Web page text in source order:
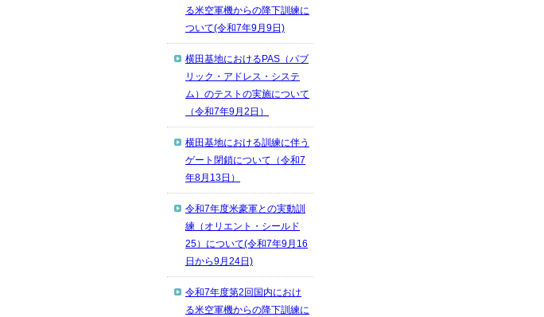
る米空軍機からの降下訓練に
ついて(令和7年9月9日)
横田基地におけるPAS（パブ
リック・アドレス・システ
ム）のテストの実施について
（令和7年9月2日）
横田基地における訓練に伴う
ゲート閉鎖について（令和7
年8月13日）
令和7年度米豪軍との実動訓
練（オリエント・シールド
25）について(令和7年9月16
日から9月24日)
令和7年度第2回国内におけ
る米空軍機からの降下訓練に